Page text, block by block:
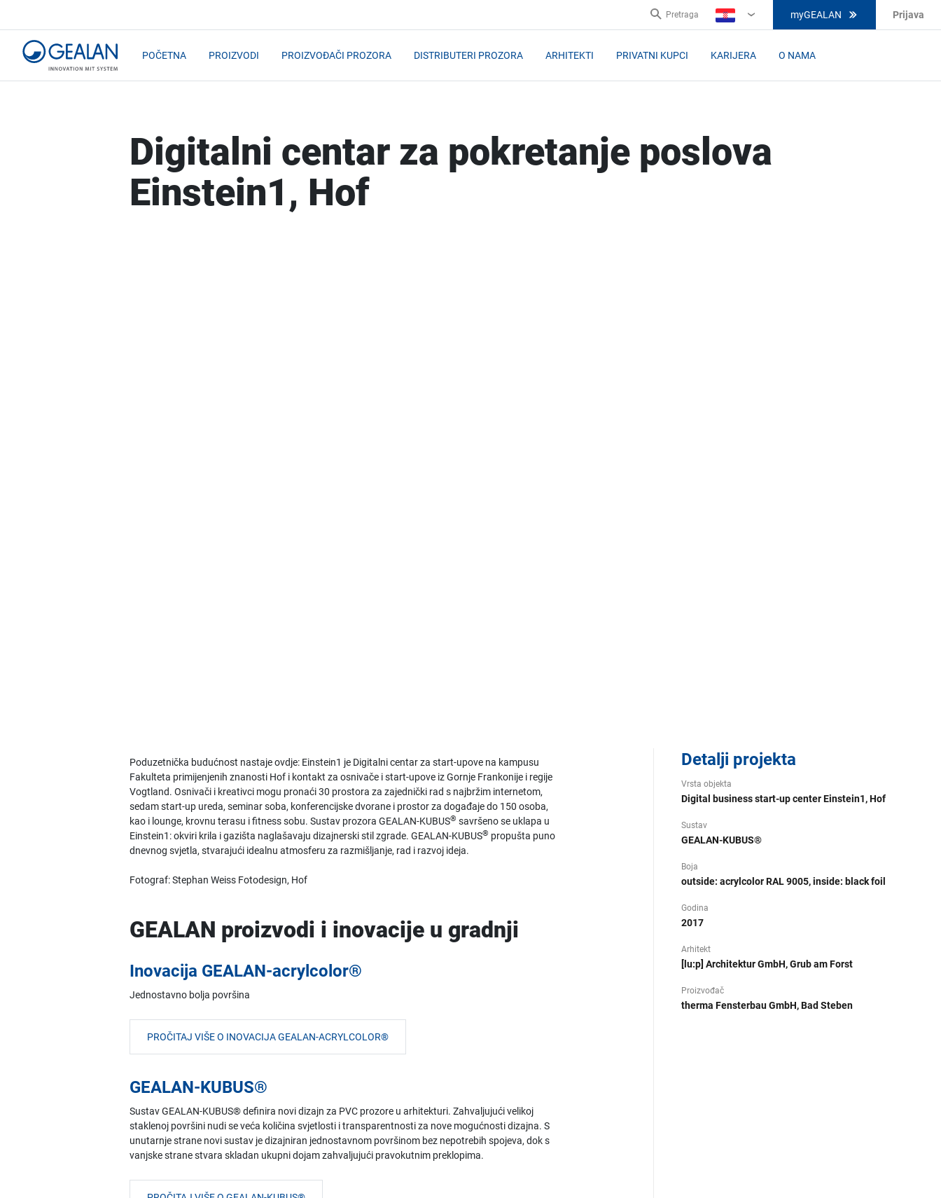
Pretraga
HR
myGEALAN Prijava
POČETNA PROIZVODI PROIZVOĐAČI PROZORA DISTRIBUTERI PROZORA ARHITEKTI PRIVATNI KUPCI KARIJERA O NAMA
Digitalni centar za pokretanje poslova
Einstein1, Hof
Detalji projekta
Vrsta objekta
Digital business start-up center Einstein1, Hof
Sustav
GEALAN-KUBUS®
Boja
outside: acrylcolor RAL 9005, inside: black foil
Godina
2017
Arhitekt
[lu:p] Architektur GmbH, Grub am Forst
Proizvođač
therma Fensterbau GmbH, Bad Steben
Poduzetnička budućnost nastaje ovdje: Einstein1 je Digitalni centar za start-upove na kampusu
Fakulteta primijenjenih znanosti Hof i kontakt za osnivače i start-upove iz Gornje Frankonije i regije
Vogtland. Osnivači i kreativci mogu pronaći 30 prostora za zajednički rad s najbržim internetom,
sedam start-up ureda, seminar soba, konferencijske dvorane i prostor za događaje do 150 osoba,
kao i lounge, krovnu terasu i fitness sobu. Sustav prozora GEALAN-KUBUS® savršeno se uklapa u
Einstein1: okviri krila i gazišta naglašavaju dizajnerski stil zgrade. GEALAN-KUBUS® propušta puno
dnevnog svjetla, stvarajući idealnu atmosferu za razmišljanje, rad i razvoj ideja.
Fotograf: Stephan Weiss Fotodesign, Hof
GEALAN proizvodi i inovacije u gradnji
Inovacija GEALAN-acrylcolor®
Jednostavno bolja površina
PROČITAJ VIŠE O INOVACIJA GEALAN-ACRYLCOLOR®
GEALAN-KUBUS®
Sustav GEALAN-KUBUS® definira novi dizajn za PVC prozore u arhitekturi. Zahvaljujući velikoj
staklenoj površini nudi se veća količina svjetlosti i transparentnosti za nove mogućnosti dizajna. S
unutarnje strane novi sustav je dizajniran jednostavnom površinom bez nepotrebih spojeva, dok s
vanjske strane stvara skladan ukupni dojam zahvaljujući pravokutnim preklopima.